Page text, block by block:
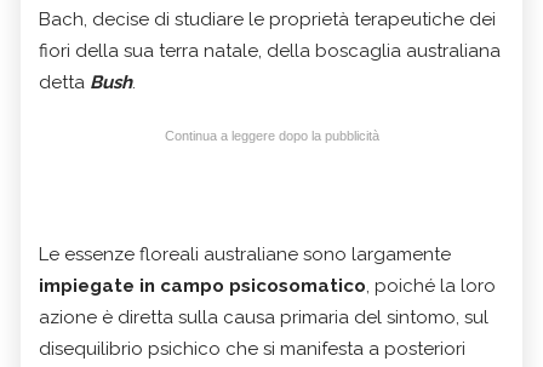
Bach, decise di studiare le proprietà terapeutiche dei
fiori della sua terra natale, della boscaglia australiana
detta Bush.
Continua a leggere dopo la pubblicità
Le essenze floreali australiane sono largamente
impiegate in campo psicosomatico, poiché la loro
azione è diretta sulla causa primaria del sintomo, sul
disequilibrio psichico che si manifesta a posteriori